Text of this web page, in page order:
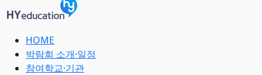
HOME
박람회 소개·일정
참여학교·기관